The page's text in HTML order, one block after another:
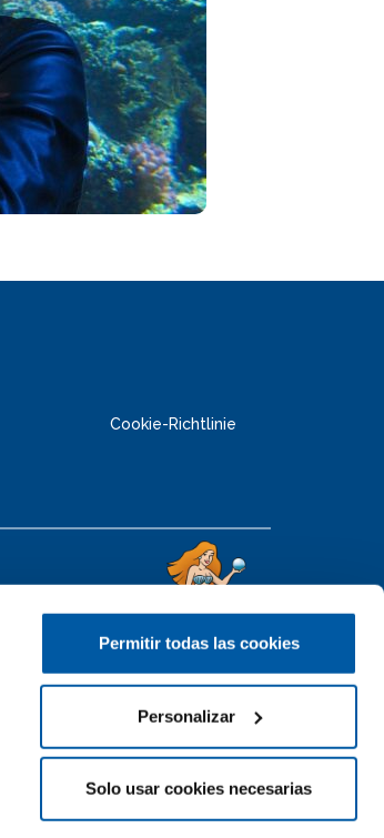
Permitir todas las cookies
Personalizar
Solo usar cookies necesarias
Cookie-Richtlinie
Bleiben Sie mit